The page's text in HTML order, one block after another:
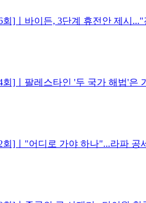
]ㅣ바이든, 3단계 휴전안 제시
]ㅣ팔레스타인 '두 국가 해법'은
]ㅣ"어디로 가야 하나"...라파 공